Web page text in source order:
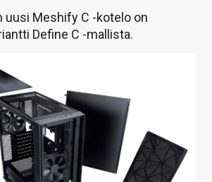
uusi Meshify C -kotelo on
Define C -mallista.